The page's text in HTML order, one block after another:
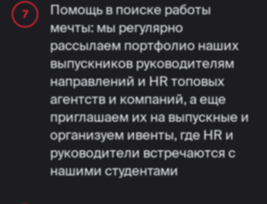
Помощь в поиске работы
мечты: мы регулярно
рассылаем портфолио наших
выпускников руководителям
направлений и HR топовых
агентств и компаний, а еще
приглашаем их на выпускные и
организуем ивенты, где HR и
руководители встречаются с
нашими студентами